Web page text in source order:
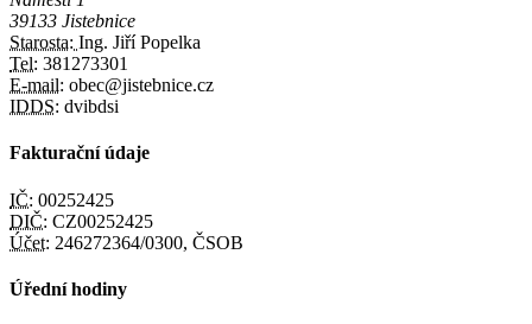
39133 Jistebnice
Starosta: Ing. Jiří Popelka
Tel: 381273301
E-mail: obec@jistebnice.cz
IDDS: dvibdsi
Fakturační údaje
IČ: 00252425
DIČ: CZ00252425
Účet: 246272364/0300, ČSOB
Úřední hodiny